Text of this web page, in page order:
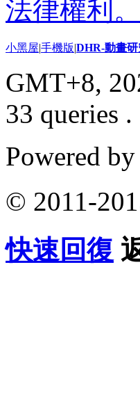
法律權利。
小黑屋|手機版|DHR-動畫研
GMT+8,
33 queries .
Powered by
© 2011-
快速回復